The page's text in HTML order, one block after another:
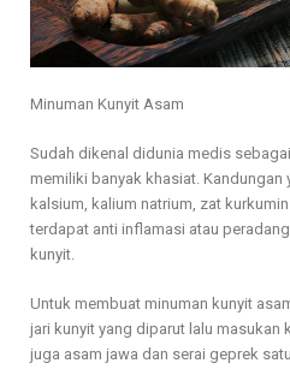
Minuman Kunyit Asam
Sudah dikenal didunia medis
memiliki banyak khasiat.
kalsium, kalium natrium, zat
terdapat anti inflamasi atau
kunyit.
Untuk membuat minuman kunyit
jari kunyit yang diparut lalu masukan
juga asam jawa dan serai geprek